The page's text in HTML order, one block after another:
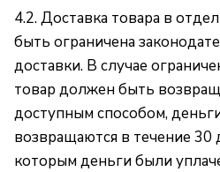
4.2. Доставка товара в
быть ограничена
доставки. В случае
товар должен быть
доступным способом,
возвращаются в течение 30
которым деньги были